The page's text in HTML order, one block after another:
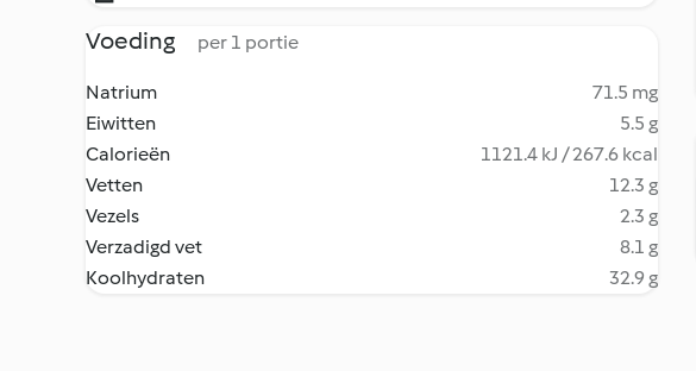
Voeding per 1 portie
Natrium
71.5 mg
Eiwitten
5.5 g
Calorieën
1121.4 kJ / 267.6 kcal
Vetten
12.3 g
Vezels
2.3 g
Verzadigd vet
8.1 g
Koolhydraten
32.9 g